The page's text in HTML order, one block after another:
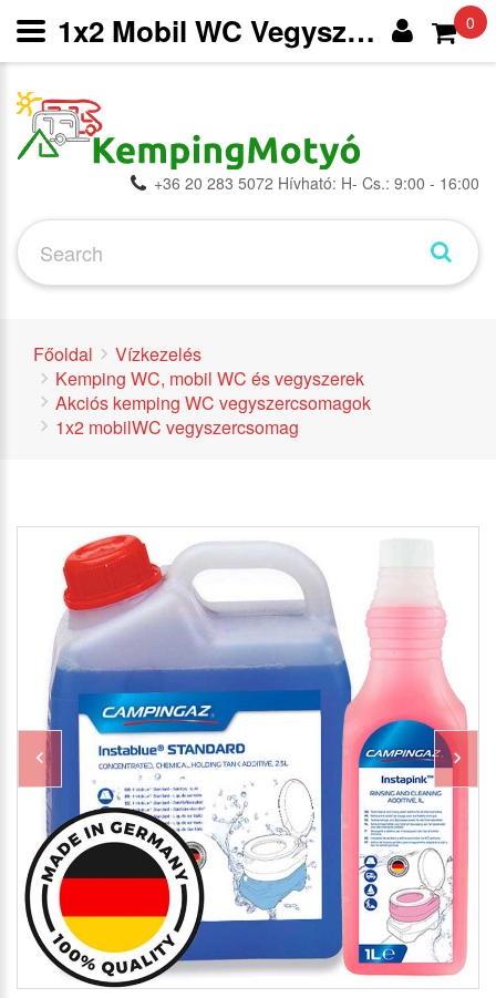
+36 20 283 5072 Hívható: H- Cs.: 9:00 - 16:00
0
Főoldal
Vízkezelés
Kemping WC, mobil WC és vegyszerek
Akciós kemping WC vegyszercsomagok
1x2 mobilWC vegyszercsomag
1x2 Mobil WC Vegyszercsomag | Önálló Víztartályos WC-khez - Akciós kemping WC vegyszercsomagok - Kemping WC, mobil WC és vegyszerek - Vízkezelés -